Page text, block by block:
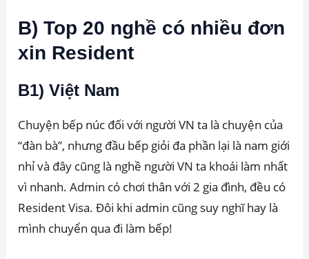
B) Top 20 nghề có nhiều đơn
xin Resident
B1) Việt Nam
Chuyện bếp núc đối với người VN ta là chuyện của
“đàn bà”, nhưng đầu bếp giỏi đa phần lại là nam giới
nhỉ và đây cũng là nghề người VN ta khoái làm nhất
vì nhanh. Admin có chơi thân với 2 gia đình, đều có
Resident Visa. Đôi khi admin cũng suy nghĩ hay là
mình chuyển qua đi làm bếp!